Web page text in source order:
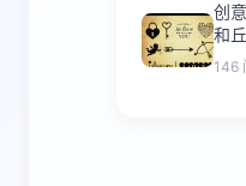
创
和
146